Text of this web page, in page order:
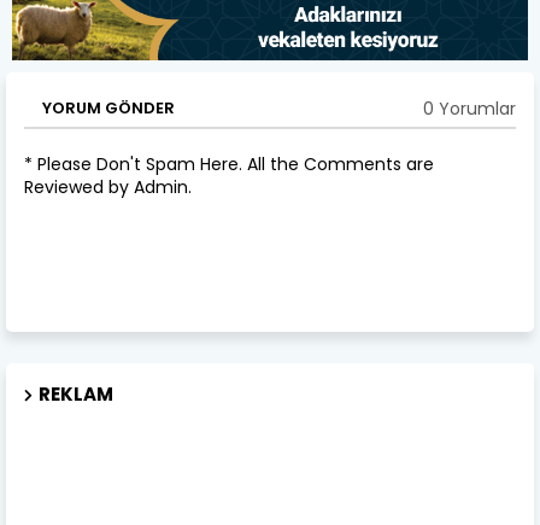
YORUM GÖNDER 0 Yorumlar
* Please Don't Spam Here. All the Comments are
Reviewed by Admin.
REKLAM